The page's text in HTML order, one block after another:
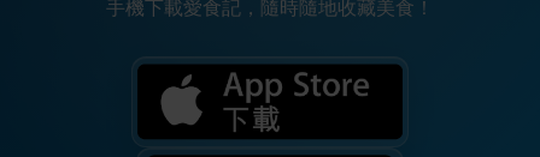
手機下載愛食記，隨時隨地收藏美食！